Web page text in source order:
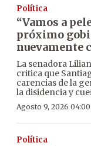
Política
“Vamos a
próximo
nuevamente
La senadora
critica que
carencias de la
la disidencia y
Agosto 9, 2026 04:00
Política